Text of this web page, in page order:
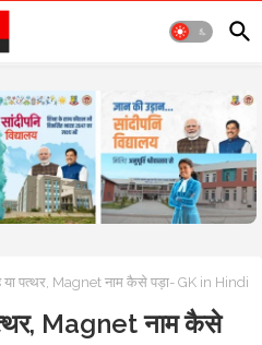
या पत्थर, Magnet नाम कैसे पड़ा- GK in Hindi
Magnet नाम कैसे